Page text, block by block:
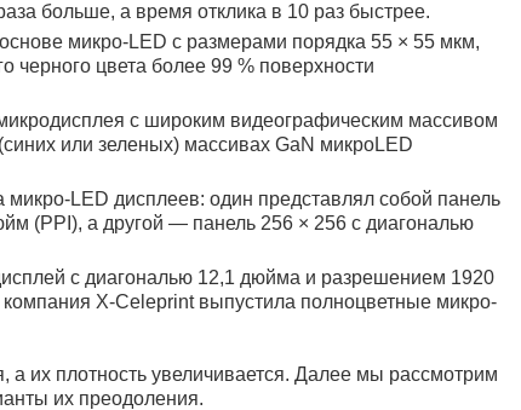
больше, а время отклика в 10 раз быстрее.
микро-LED с размерами порядка 55 × 55 мкм,
черного цвета более 99 % поверхности
с широким видеографическим массивом
или зеленых) массивах GaN микроLED
LED дисплеев: один представлял собой панель
(PPI), а другой — панель 256 × 256 с диагональю
с диагональю 12,1 дюйма и разрешением 1920
X-Celeprint выпустила полноцветные микро-
их плотность увеличивается. Далее мы рассмотрим
их преодоления.